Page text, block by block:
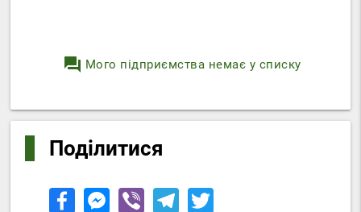
question_answer Мого підприємства немає у списку
Поділитися